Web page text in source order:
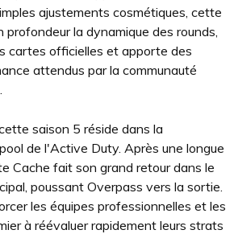
ajustements cosmétiques, cette
profondeur la dynamique des rounds,
cartes officielles et apporte des
attendus par la communauté
saison 5 réside dans la
de l'Active Duty. Après une longue
Cache fait son grand retour dans le
poussant Overpass vers la sortie.
les équipes professionnelles et les
à réévaluer rapidement leurs strats